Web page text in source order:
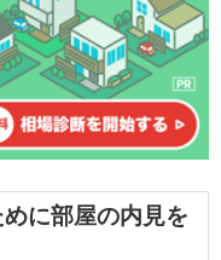
に部屋の内見を